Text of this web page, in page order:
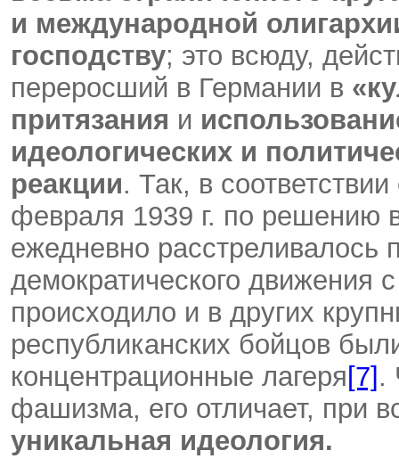
и международной
господству; это всюду,
переросший в Германии в
притязания и
идеологических и
реакции. Так, в
февраля 1939 г. по решению
ежедневно расстреливалось
демократического движения
происходило и в других
республиканских бойцов
концентрационные лагеря[7].
фашизма, его отличает, при
уникальная идеология.